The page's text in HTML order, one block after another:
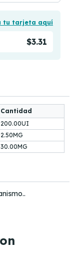
tu tarjeta aquí
$3.31
Cantidad
200.00UI
2.50MG
30.00MG